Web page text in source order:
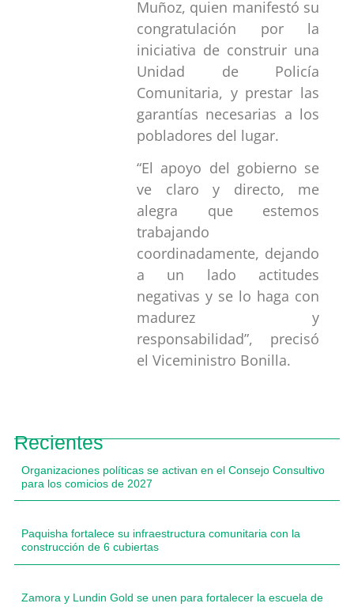
Muñoz, quien manifestó su
congratulación por la
iniciativa de construir una
Unidad de Policía
Comunitaria, y prestar las
garantías necesarias a los
pobladores del lugar.
“El apoyo del gobierno se
ve claro y directo, me
alegra que estemos
trabajando
coordinadamente, dejando
a un lado actitudes
negativas y se lo haga con
madurez y
responsabilidad”, precisó
el Viceministro Bonilla.
Recientes
Organizaciones políticas se activan en el Consejo Consultivo
para los comicios de 2027
Paquisha fortalece su infraestructura comunitaria con la
construcción de 6 cubiertas
Zamora y Lundin Gold se unen para fortalecer la escuela de